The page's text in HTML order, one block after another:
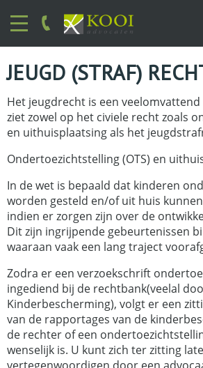
JEUGD (STRAF)
Het jeugdrecht is een
ziet zowel op het civiele recht zoals
en uithuisplaatsing als het
Ondertoezichtstelling (OTS) en
In de wet is bepaald dat kinderen
worden gesteld en/of uit huis
indien er zorgen zijn over de
Dit zijn ingrijpende gebeurtenissen
waaraan vaak een lang traject
Zodra er een verzoekschrift
ingediend bij de rechtbank(veelal
Kinderbescherming), volgt er een
van de rapportages van de
de rechter of een
wenselijk is. U kunt zich ter zitting